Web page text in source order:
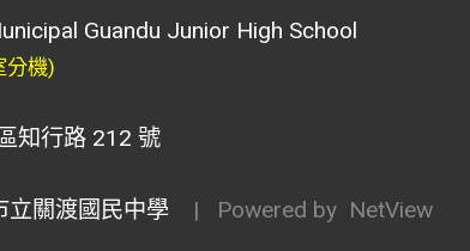
Guandu Junior High School
分機)
知行路 212 號
立關渡國民中學 | Powered by NetView